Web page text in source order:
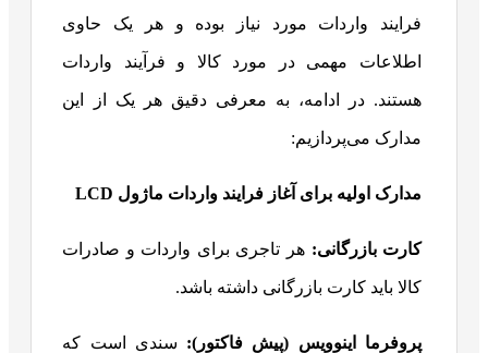
فرایند واردات مورد نیاز بوده و هر یک حاوی
اطلاعات مهمی در مورد کالا و فرآیند واردات
هستند. در ادامه، به معرفی دقیق هر یک از این
مدارک می‌پردازیم:
مدارک اولیه برای آغاز فرایند واردات ماژول LCD
کارت بازرگانی: هر تاجری برای واردات و صادرات
کالا باید کارت بازرگانی داشته باشد.
پروفرما اینوویس (پیش فاکتور): سندی است که